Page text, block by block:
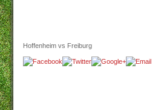
Hoffenheim vs Freiburg